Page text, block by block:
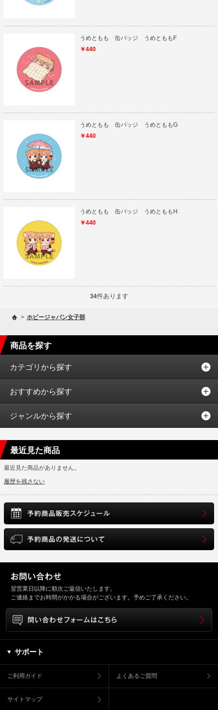
うめともも 缶バッジ うめとももF
￥440
うめともも 缶バッジ うめとももG
￥440
うめともも 缶バッジ うめとももH
￥440
34件あります
> ホビージャパン女子部
商品を探す
カテゴリから探す
おすすめから探す
ジャンルから探す
最近見た商品
最近見た商品がありません。
履歴を残さない
翌営業日以降に順次ご返信いたします。
ご連絡までお時間がかかる場合がございます。予めご了承ください。
サポート
ご利用ガイド よくあるご質問
サイトマップ